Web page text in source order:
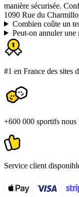
manière sécurisée.
1090 Rue du
Combien coûte un
Peut-on annuler une
#1 en France des sites
+600 000 sportifs
Service client